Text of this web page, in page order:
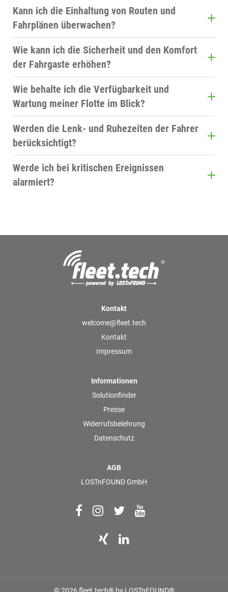
Über den InformationTower sehen Sie Ihre
gesamte Flotte live auf der Karte, inklusive
Position und voraussichtlicher Ankunftszeit.
Kann ich die Einhaltung von Routen und
Fahrplänen überwachen?
Ja. Mit der Live-Disposition und dem Reporting
prüfen Sie, ob geplante Routen und Zeiten
eingehalten werden, und erkennen Abweichungen
frühzeitig.
Wie kann ich die Sicherheit und den Komfort
der Fahrgaste erhöhen?
Funktionen zur Auswertung des Fahrverhaltens
helfen, eine ruhige und sichere Fahrweise zu
fördern.
Wie behalte ich die Verfügbarkeit und
Wartung meiner Flotte im Blick?
Das Reporting liefert Daten zu Einsatzzeiten und
Fahrzeugnutzung für eine vorausschauende
Wartungsplanung und optimale Auslastung.
Werden die Lenk- und Ruhezeiten der Fahrer
berücksichtigt?
Bei tachographenpflichtigen Fahrzeugen können
die Daten mit ConnectedTachograph ausgelesen
Werde ich bei kritischen Ereignissen
alarmiert?
Kontakt
welcome@fleet.tech
Kontakt
Impressum
Informationen
Solutionfinder
Presse
Widerrufsbelehrung
Datenschutz
AGB
LOSTnFOUND GmbH